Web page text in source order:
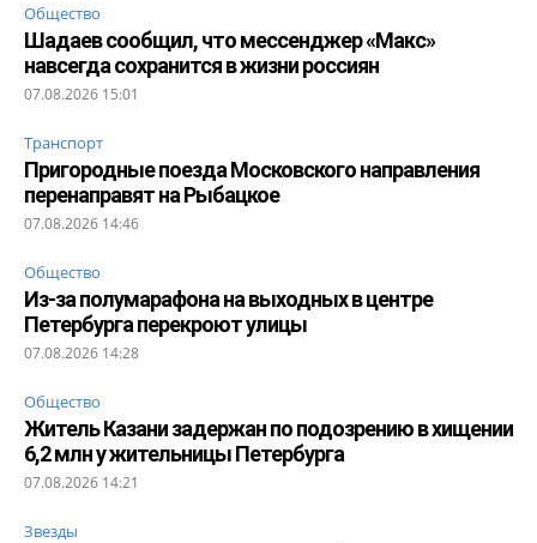
Общество
Шадаев сообщил, что мессенджер «Макс»
навсегда сохранится в жизни россиян
07.08.2026 15:01
Транспорт
Пригородные поезда Московского направления
перенаправят на Рыбацкое
07.08.2026 14:46
Общество
Из-за полумарафона на выходных в центре
Петербурга перекроют улицы
07.08.2026 14:28
Общество
Житель Казани задержан по подозрению в хищении
6,2 млн у жительницы Петербурга
07.08.2026 14:21
Звезды